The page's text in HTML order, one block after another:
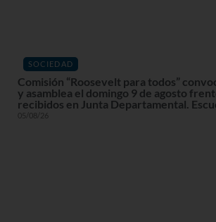
SOCIEDAD
Comisión “Roosevelt para todos”
y asamblea el domingo 9 de agosto
recibidos en Junta Departamental.
05/08/26